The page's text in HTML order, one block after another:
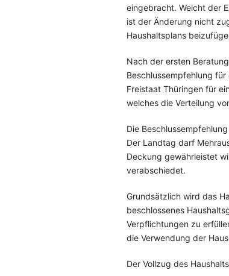
eingebracht. Weicht der
ist der Änderung nicht
Haushaltsplans
Nach der ersten
Beschlussempfehlung
Freistaat Thüringen für
welches die Verteilung
Die
Der Landtag darf
Deckung gewährleistet
verabschiedet.
Grundsätzlich wird das
beschlossenes
Verpflichtungen zu
die Verwendung der
Der Vollzug des